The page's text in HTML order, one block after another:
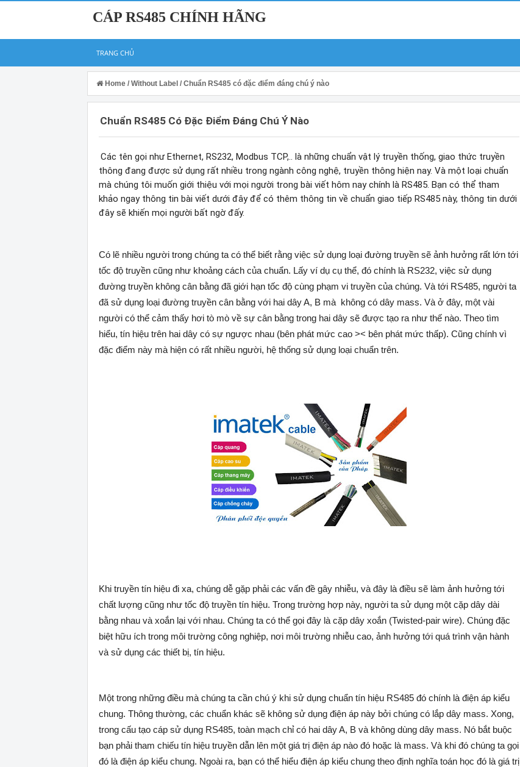
CÁP RS485 CHÍNH HÃNG
TRANG CHỦ
Home / Without Label / Chuẩn RS485 có đặc điểm đáng chú ý nào
Chuẩn RS485 Có Đặc Điểm Đáng Chú Ý Nào
Các tên gọi như Ethernet, RS232, Modbus TCP,.. là những chuẩn vật lý truyền thống, giao thức truyền
thông đang được sử dụng rất nhiều trong ngành công nghệ, truyền thông hiện nay. Và một loại chuẩn
mà chúng tôi muốn giới thiệu với mọi người trong bài viết hôm nay chính là RS485. Bạn có thể tham
khảo ngay thông tin bài viết dưới đây để có thêm thông tin về chuẩn giao tiếp RS485 này, thông tin dưới
đây sẽ khiến mọi người bất ngờ đấy.
Có lẽ nhiều người trong chúng ta có thể biết rằng việc sử dụng loại đường truyền sẽ ảnh hưởng rất lớn tới
tốc độ truyền cũng như khoảng cách của chuẩn. Lấy ví dụ cụ thể, đó chính là RS232, việc sử dụng
đường truyền không cân bằng đã giới hạn tốc độ cùng phạm vi truyền của chúng. Và tới RS485, người ta
đã sử dụng loại đường truyền cân bằng với hai dây A, B mà không có dây mass. Và ở đây, một vài
người có thể cảm thấy hơi tò mò về sự cân bằng trong hai dây sẽ được tạo ra như thế nào. Theo tìm
hiểu, tín hiệu trên hai dây có sự ngược nhau (bên phát mức cao >< bên phát mức thấp). Cũng chính vì
đặc điểm này mà hiện có rất nhiều người, hệ thống sử dụng loại chuẩn trên.
Khi truyền tín hiệu đi xa, chúng dễ gặp phải các vấn đề gây nhiễu, và đây là điều sẽ làm ảnh hưởng tới
chất lượng cũng như tốc độ truyền tín hiệu. Trong trường hợp này, người ta sử dụng một cặp dây dài
bằng nhau và xoắn lại với nhau. Chúng ta có thể gọi đây là cặp dây xoắn (Twisted-pair wire). Chúng đặc
biệt hữu ích trong môi trường công nghiệp, nơi môi trường nhiễu cao, ảnh hưởng tới quá trình vận hành
và sử dụng các thiết bị, tín hiệu.
Một trong những điều mà chúng ta cần chú ý khi sử dụng chuẩn tín hiệu RS485 đó chính là điện áp kiểu
chung. Thông thường, các chuẩn khác sẽ không sử dụng điện áp này bởi chúng có lắp dây mass. Xong,
trong cấu tạo cáp sử dụng RS485, toàn mạch chỉ có hai dây A, B và không dùng dây mass. Nó bắt buộc
bạn phải tham chiếu tín hiệu truyền dẫn lên một giá trị điện áp nào đó hoặc là mass. Và khi đó chúng ta gọi
đó là điện áp kiểu chung. Ngoài ra, bạn có thể hiểu điện áp kiểu chung theo định nghĩa toán học đó là giá trị